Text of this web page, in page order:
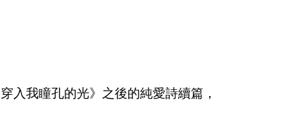
入我瞳孔的光》之後的純愛詩續篇，